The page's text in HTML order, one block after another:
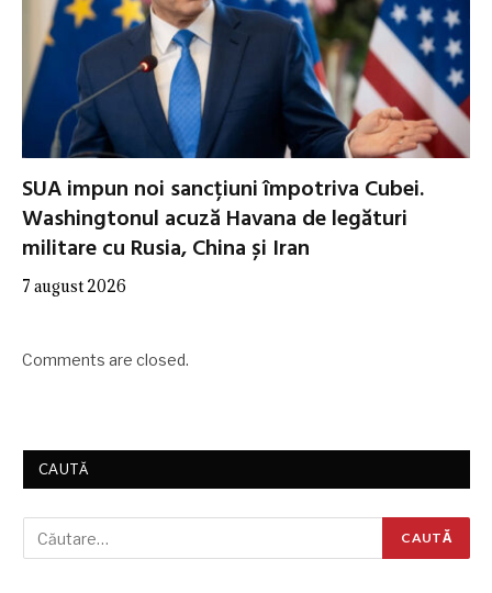
SUA impun noi sancțiuni împotriva Cubei.
Washingtonul acuză Havana de legături
militare cu Rusia, China și Iran
7 august 2026
Comments are closed.
CAUTĂ